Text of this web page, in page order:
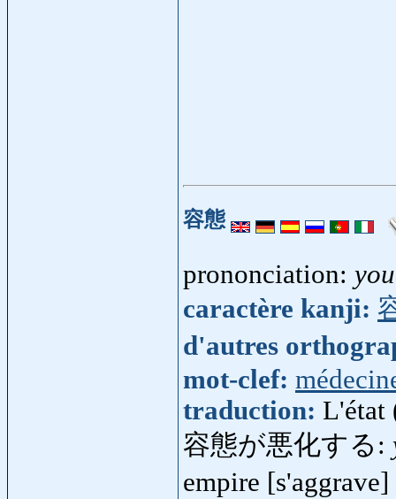
容態
prononciation:
caractère kanji:
d'autres
mot-clef:
traduction: L'état
容態が悪化する:
empire